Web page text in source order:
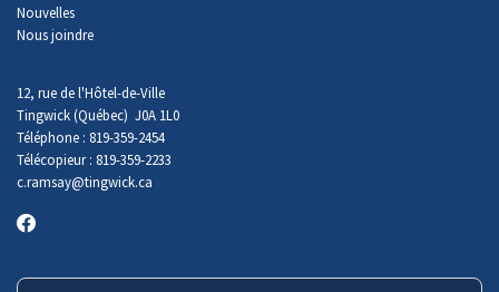
Nouvelles
Nous joindre
12, rue de l'Hôtel-de-Ville
Tingwick (Québec) J0A 1L0
Téléphone : 819-359-2454
Télécopieur : 819-359-2233
c.ramsay@tingwick.ca